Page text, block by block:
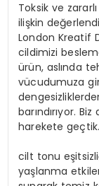
Toksik ve
ilişkin
London Kreatif
cildimizi
ürün, aslında
vücudumuza
barındırıyor.
harekete
cilt tonu
yaşlanma